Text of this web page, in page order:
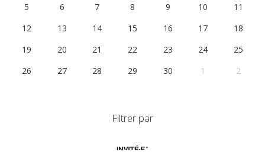
5
6 7 8 9 10
11
12
13 14 15 16 17
18
19
20 21 22 23 24
25
26
27 28 29 30 1 2
Filtrer par